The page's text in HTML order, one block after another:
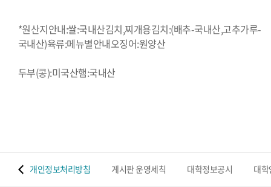
*원산지안내:쌀:국내산김치,찌개용김치:(배추-국내산,고추가루-
국내산)육류:메뉴별안내오징어:원양산
두부(콩):미국산햄:국내산
개인정보처리방침 게시판 운영세칙 대학정보공시 대